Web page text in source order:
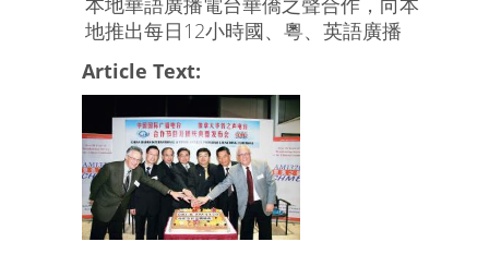
地推出每日12小時國、粵、英語廣播
Article Text: